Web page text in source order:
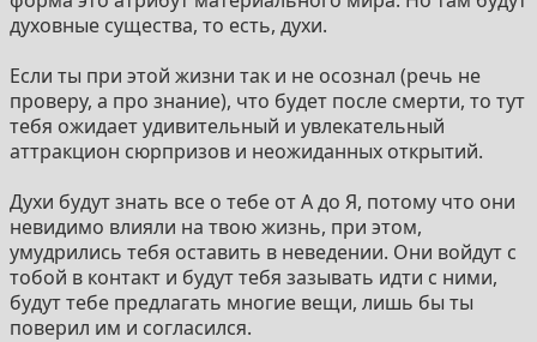
смерти до старости не существует.
наблюдатель сломать систему и не умереть от смерти
- значит смерть от старости существует, но тогда
либо существует перерождение, либо нечто
потустороннее где можно обитает сознание или душа
материального тела.
Я больше склоняюсь к тому, что происходит
перерождение, так как сама идея того что сознание
отправляется куда-то очень тяжело поддаётся
пониманию. Я прекрасно осознаю, что такие вещи и
не должны поддаваться пониманию, так как это на то
духовные существа, то есть, духи.
Если ты при этой жизни так и не осознал (речь не
проверу, а про знание), что будет после смерти, то тут
тебя ожидает удивительный и увлекательный
аттракцион сюрпризов и неожиданных открытий.
Духи будут знать все о тебе от А до Я, потому что они
невидимо влияли на твою жизнь, при этом,
умудрились тебя оставить в неведении. Они войдут с
тобой в контакт и будут тебя зазывать идти с ними,
будут тебе предлагать многие вещи, лишь бы ты
поверил им и согласился.